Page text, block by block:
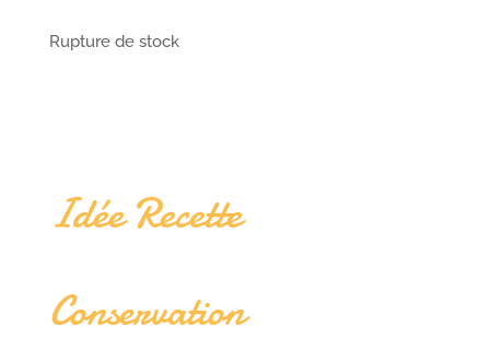
Rupture de stock
Idée Recette
Conservation